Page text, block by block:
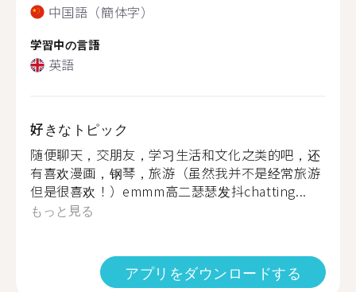
中国語（簡体字）
学習中の言語
英語
好きなトピック
随便聊天，交朋友，学习生活和文化之类的吧，还
有喜欢漫画，钢琴，旅游（虽然我并不是经常旅游
但是很喜欢！）emmm高二瑟瑟发抖chatting...
もっと見る
アプリをダウンロードする